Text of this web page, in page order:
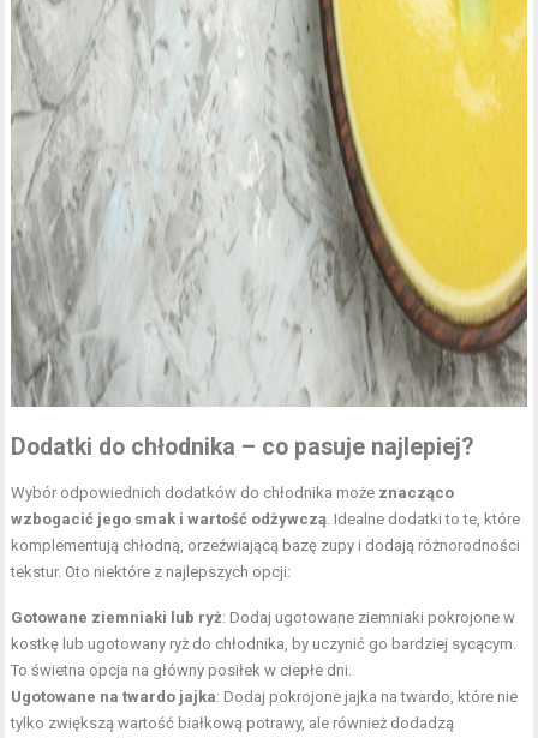
Dodatki do chłodnika – co pasuje najlepiej?
Wybór odpowiednich dodatków do chłodnika może znacząco
wzbogacić jego smak i wartość odżywczą . Idealne dodatki to te, które
komplementują chłodną, orzeźwiającą bazę zupy i dodają różnorodności
tekstur. Oto niektóre z najlepszych opcji:
Gotowane ziemniaki lub ryż: Dodaj ugotowane ziemniaki pokrojone w
kostkę lub ugotowany ryż do chłodnika, by uczynić go bardziej sycącym.
To świetna opcja na główny posiłek w ciepłe dni.
Ugotowane na twardo jajka: Dodaj pokrojone jajka na twardo, które nie
tylko zwiększą wartość białkową potrawy, ale również dodadzą